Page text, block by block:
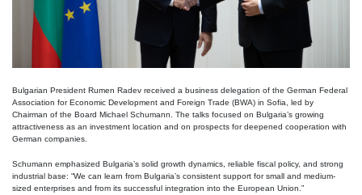
Bulgarian President Rumen Radev received a business delegation of the German Federal
Association for Economic Development and Foreign Trade (BWA) in Sofia, led by
Chairman of the Board Michael Schumann. The talks focused on Bulgaria’s growing
attractiveness as an investment location and on prospects for deepened cooperation with
German companies.
Schumann emphasized Bulgaria’s solid growth dynamics, reliable fiscal policy, and strong
industrial base: “We can learn from Bulgaria’s consistent support for small and medium-
sized enterprises and from its successful integration into the European Union.”